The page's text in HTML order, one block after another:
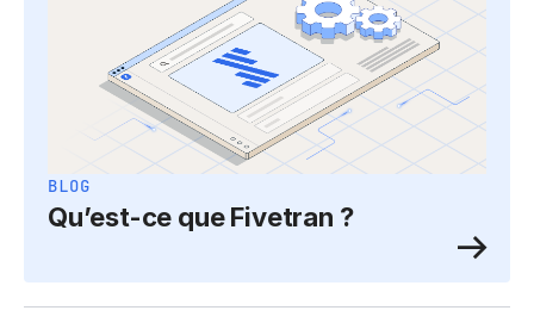
BLOG
Qu’est-ce que Fivetran ?